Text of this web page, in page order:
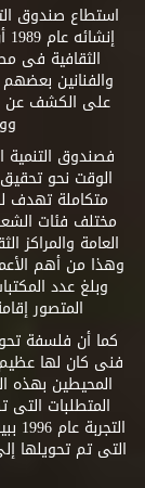
استطاع صندوق
الثقافية فى
والفنانين
على الكشف عن
فصندوق
الوقت نحو
متكاملة تهدف
مختلف فئات
العامة والمراكز
وهذا من أهم
وبلغ عدد
المتصور
كما أن فلسفة
فنى كان لها
المحيطين بهذه
المتطلبات